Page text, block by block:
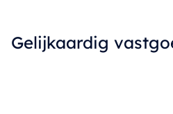
Gelijkaardig